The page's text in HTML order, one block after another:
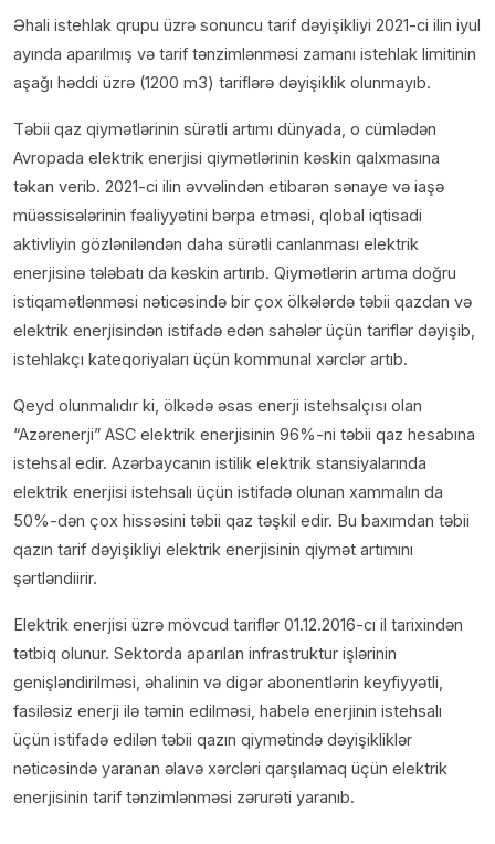
Əhali istehlak qrupu üzrə sonuncu tarif dəyişikliyi 2021-ci ilin iyul
ayında aparılmış və tarif tənzimlənməsi zamanı istehlak limitinin
aşağı həddi üzrə (1200 m3) tariflərə dəyişiklik olunmayıb.
Təbii qaz qiymətlərinin sürətli artımı dünyada, o cümlədən
Avropada elektrik enerjisi qiymətlərinin kəskin qalxmasına
təkan verib. 2021-ci ilin əvvəlindən etibarən sənaye və iaşə
müəssisələrinin fəaliyyətini bərpa etməsi, qlobal iqtisadi
aktivliyin gözləniləndən daha sürətli canlanması elektrik
enerjisinə tələbatı da kəskin artırıb. Qiymətlərin artıma doğru
istiqamətlənməsi nəticəsində bir çox ölkələrdə təbii qazdan və
elektrik enerjisindən istifadə edən sahələr üçün tariflər dəyişib,
istehlakçı kateqoriyaları üçün kommunal xərclər artıb.
Qeyd olunmalıdır ki, ölkədə əsas enerji istehsalçısı olan
“Azərenerji” ASC elektrik enerjisinin 96%-ni təbii qaz hesabına
istehsal edir. Azərbaycanın istilik elektrik stansiyalarında
elektrik enerjisi istehsalı üçün istifadə olunan xammalın da
50%-dən çox hissəsini təbii qaz təşkil edir. Bu baxımdan təbii
qazın tarif dəyişikliyi elektrik enerjisinin qiymət artımını
şərtləndiirir.
Elektrik enerjisi üzrə mövcud tariflər 01.12.2016-cı il tarixindən
tətbiq olunur. Sektorda aparılan infrastruktur işlərinin
genişləndirilməsi, əhalinin və digər abonentlərin keyfiyyətli,
fasiləsiz enerji ilə təmin edilməsi, habelə enerjinin istehsalı
üçün istifadə edilən təbii qazın qiymətində dəyişikliklər
nəticəsində yaranan əlavə xərcləri qarşılamaq üçün elektrik
enerjisinin tarif tənzimlənməsi zərurəti yaranıb.